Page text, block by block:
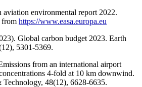
environmental report 2022.
from https://www.easa.europa.eu
Global carbon budget 2023. Earth
5301-5369.
from an international airport
4-fold at 10 km downwind.
48(12), 6628-6635.